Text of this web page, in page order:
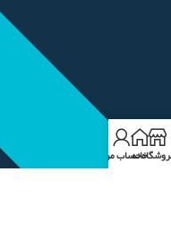
خانهحساب من